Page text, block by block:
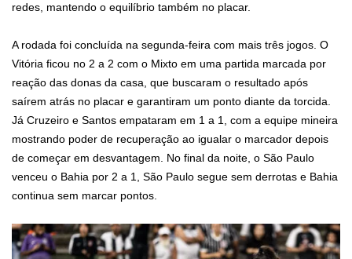
redes, mantendo o equilíbrio também no placar.
A rodada foi concluída na segunda-feira com mais três jogos. O
Vitória ficou no 2 a 2 com o Mixto em uma partida marcada por
reação das donas da casa, que buscaram o resultado após
saírem atrás no placar e garantiram um ponto diante da torcida.
Já Cruzeiro e Santos empataram em 1 a 1, com a equipe mineira
mostrando poder de recuperação ao igualar o marcador depois
de começar em desvantagem. No final da noite, o São Paulo
venceu o Bahia por 2 a 1, São Paulo segue sem derrotas e Bahia
continua sem marcar pontos.